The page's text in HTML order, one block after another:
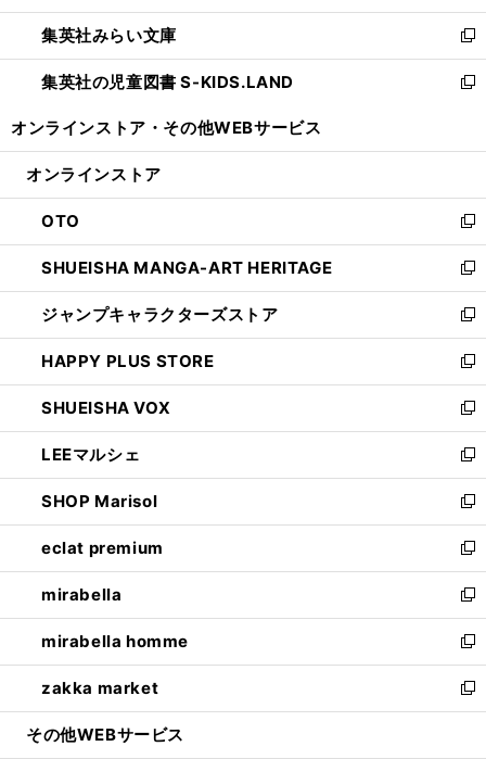
開
く
ウ
で
開
く
ン
ド
ウ
で
ウ
ィ
ン
ド
開
集英社みらい文庫
新
し
い
ン
ウ
で
開
く
集英社の児童図書 S-KIDS.LAND
新
ウ
ン
ド
ウ
で
開
く
オンラインストア・ その他WEBサービス
オンラインストア
OTO
新
し
い
ウ
ィ
ン
ド
ウ
で
開
く
SHUEISHA MANGA-ART HERITAGE
新
し
い
ウ
ィ
ン
ド
ウ
で
開
く
ジャンプキャラクターズストア
新
し
い
ウ
ィ
ン
ド
ウ
で
開
く
HAPPY PLUS STORE
新
し
い
ウ
ィ
ン
ド
ウ
で
開
く
SHUEISHA VOX
新
し
い
ウ
ィ
ン
ド
ウ
で
開
く
LEEマルシェ
新
し
い
ウ
ィ
ン
ド
ウ
で
開
く
SHOP Marisol
新
し
い
ウ
ィ
ン
ド
ウ
で
開
eclat premium
新
し
い
ウ
ィ
ン
ド
ウ
mirabella
新
し
い
ウ
ィ
ン
mirabella homme
新
し
い
ウ
zakka market
新
し
その他WEBサービス